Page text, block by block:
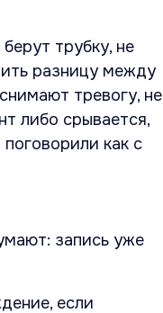
трубку, не
разницу между
тревогу, не
либо срывается,
как с
запись уже
если